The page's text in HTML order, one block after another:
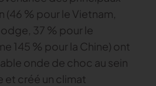
de découpe de tissu
and performance
solution.
% pour le Vietnam,
37 % pour le
145 % pour la Chine) ont
onde de choc au sein
et créé un climat